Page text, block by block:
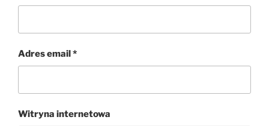
Adres email*
Witryna internetowa